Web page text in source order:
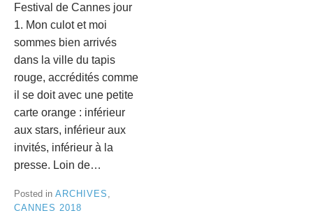
Festival de Cannes jour
1. Mon culot et moi
sommes bien arrivés
dans la ville du tapis
rouge, accrédités comme
il se doit avec une petite
carte orange : inférieur
aux stars, inférieur aux
invités, inférieur à la
presse. Loin de…
Posted in ARCHIVES ,
CANNES 2018